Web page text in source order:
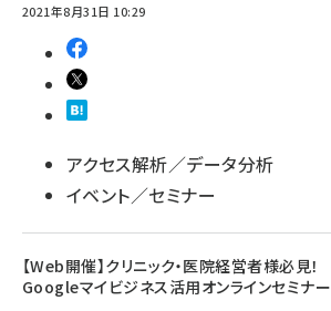
2021年8月31日 10:29
アクセス解析／データ分析
イベント／セミナー
【Web開催】クリニック・医院経営者様必見！
Googleマイビジネス活用オンラインセミナー